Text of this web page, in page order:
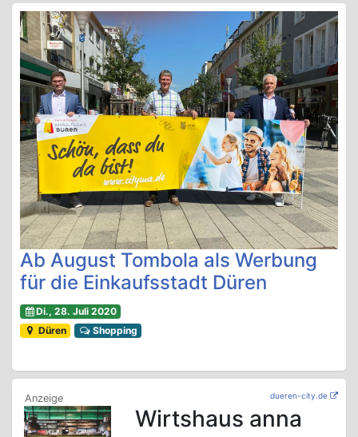
Ab August Tombola als Werbung
für die Einkaufsstadt Düren
Di., 28. Juli 2020
Düren
Shopping
dueren-city.de
Wirtshaus anna